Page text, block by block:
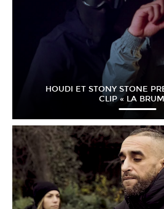
HOUDI ET STONY STONE
CLIP « LA